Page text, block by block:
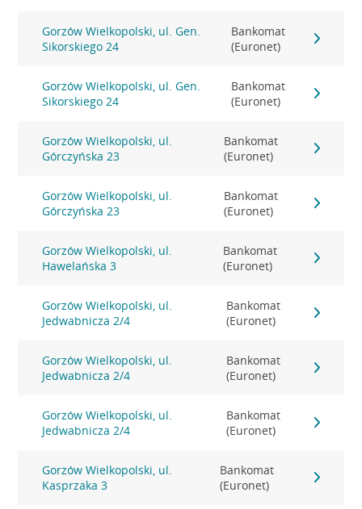
Gorzów Wielkopolski, ul. Gen.
Sikorskiego 24
Bankomat
(Euronet)
Gorzów Wielkopolski, ul. Gen.
Sikorskiego 24
Bankomat
(Euronet)
Gorzów Wielkopolski, ul.
Górczyńska 23
Bankomat
(Euronet)
Gorzów Wielkopolski, ul.
Górczyńska 23
Bankomat
(Euronet)
Gorzów Wielkopolski, ul.
Hawelańska 3
Bankomat
(Euronet)
Gorzów Wielkopolski, ul.
Jedwabnicza 2/4
Bankomat
(Euronet)
Gorzów Wielkopolski, ul.
Jedwabnicza 2/4
Bankomat
(Euronet)
Gorzów Wielkopolski, ul.
Jedwabnicza 2/4
Bankomat
(Euronet)
Gorzów Wielkopolski, ul.
Kasprzaka 3
Bankomat
(Euronet)